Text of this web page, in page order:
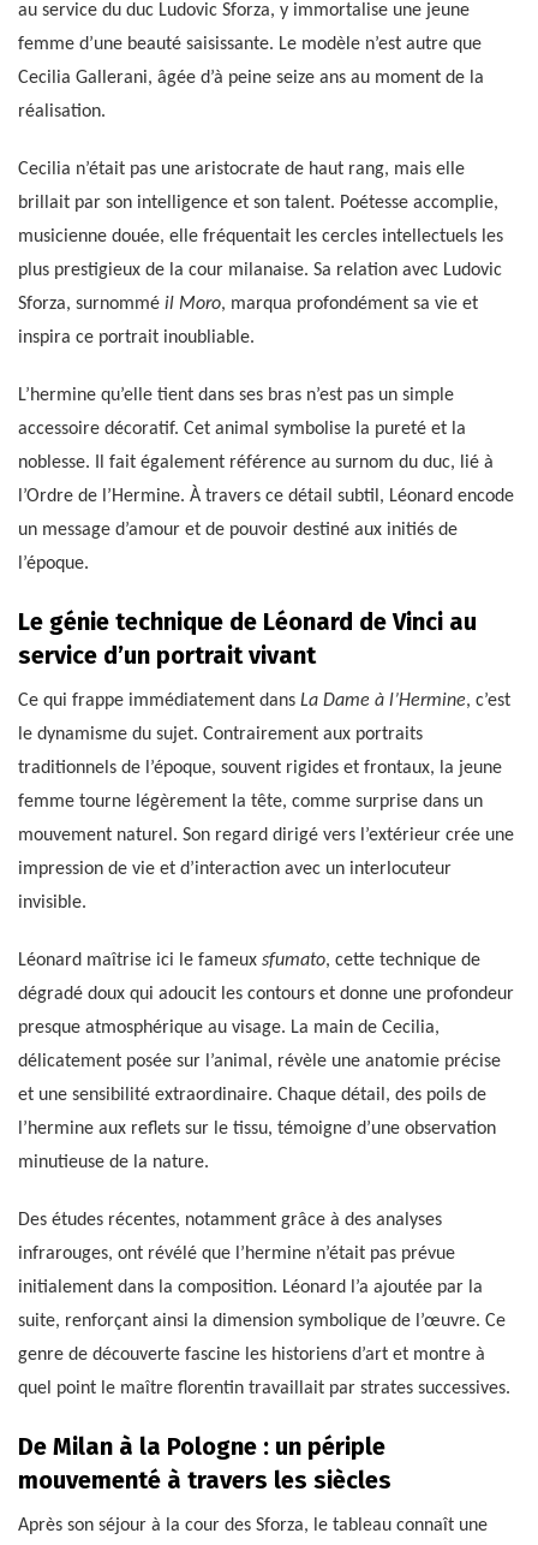
au service du duc Ludovic Sforza, y immortalise une jeune
femme d’une beauté saisissante. Le modèle n’est autre que
Cecilia Gallerani, âgée d’à peine seize ans au moment de la
réalisation.
Cecilia n’était pas une aristocrate de haut rang, mais elle
brillait par son intelligence et son talent. Poétesse accomplie,
musicienne douée, elle fréquentait les cercles intellectuels les
plus prestigieux de la cour milanaise. Sa relation avec Ludovic
Sforza, surnommé il Moro, marqua profondément sa vie et
inspira ce portrait inoubliable.
L’hermine qu’elle tient dans ses bras n’est pas un simple
accessoire décoratif. Cet animal symbolise la pureté et la
noblesse. Il fait également référence au surnom du duc, lié à
l’Ordre de l’Hermine. À travers ce détail subtil, Léonard encode
un message d’amour et de pouvoir destiné aux initiés de
l’époque.
Le génie technique de Léonard de Vinci au
service d’un portrait vivant
Ce qui frappe immédiatement dans La Dame à l’Hermine, c’est
le dynamisme du sujet. Contrairement aux portraits
traditionnels de l’époque, souvent rigides et frontaux, la jeune
femme tourne légèrement la tête, comme surprise dans un
mouvement naturel. Son regard dirigé vers l’extérieur crée une
impression de vie et d’interaction avec un interlocuteur
invisible.
Léonard maîtrise ici le fameux sfumato, cette technique de
dégradé doux qui adoucit les contours et donne une profondeur
presque atmosphérique au visage. La main de Cecilia,
délicatement posée sur l’animal, révèle une anatomie précise
et une sensibilité extraordinaire. Chaque détail, des poils de
l’hermine aux reflets sur le tissu, témoigne d’une observation
minutieuse de la nature.
Des études récentes, notamment grâce à des analyses
infrarouges, ont révélé que l’hermine n’était pas prévue
initialement dans la composition. Léonard l’a ajoutée par la
suite, renforçant ainsi la dimension symbolique de l’œuvre. Ce
genre de découverte fascine les historiens d’art et montre à
quel point le maître florentin travaillait par strates successives.
De Milan à la Pologne : un périple
mouvementé à travers les siècles
Après son séjour à la cour des Sforza, le tableau connaît une